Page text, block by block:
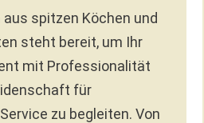
aus spitzen Köchen und
steht bereit, um Ihr
mit Professionalität
für
zu begleiten. Von